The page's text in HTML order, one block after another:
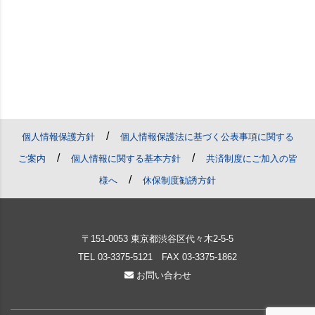
個人情報保護方針/ 個人情報保護法に基づく公表事項に関する
ご案内 / 個人情報に関する基本方針/ 共済制度にご加入の皆
様へ / 休保制度勧誘方針
〒151-0053 東京都渋谷区代々木2-5-5
TEL 03-3375-5121 FAX 03-3375-1862
お問い合わせ